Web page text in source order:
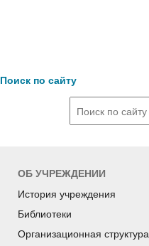
Поиск по сайту
ОБ УЧРЕЖДЕНИИ
История учреждения
Библиотеки
Организационная структура